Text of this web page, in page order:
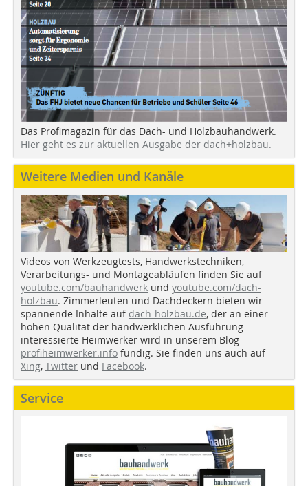
Das Profimagazin für das Dach- und Holzbauhandwerk.
Hier geht es zur aktuellen Ausgabe der dach+holzbau.
Weitere Medien und Kanäle
Videos von Werkzeugtests, Handwerkstechniken,
Verarbeitungs- und Montageabläufen finden Sie auf
youtube.com/bauhandwerk und youtube.com/dach-
holzbau. Zimmerleuten und Dachdeckern bieten wir
spannende Inhalte auf dach-holzbau.de, der an einer
hohen Qualität der handwerklichen Ausführung
interessierte Heimwerker wird in unserem Blog
profiheimwerker.info fündig. Sie finden uns auch auf
Xing, Twitter und Facebook.
Service